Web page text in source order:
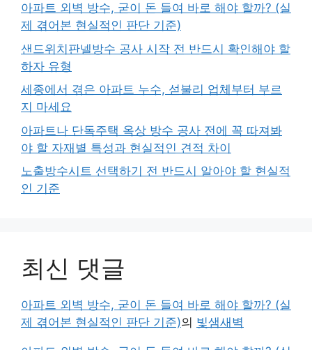
아파트 외벽 방수, 굳이 돈 들여 바로 해야 할까? (실
제 겪어본 현실적인 판단 기준)
샌드위치판넬방수 공사 시작 전 반드시 확인해야 할
하자 유형
세종에서 겪은 아파트 누수, 섣불리 업체부터 부르
지 마세요
아파트나 단독주택 옥상 방수 공사 전에 꼭 따져봐
야 할 자재별 특성과 현실적인 견적 차이
노출방수시트 선택하기 전 반드시 알아야 할 현실적
인 기준
최신 댓글
아파트 외벽 방수, 굳이 돈 들여 바로 해야 할까? (실
제 겪어본 현실적인 판단 기준)의 빛샘새벽